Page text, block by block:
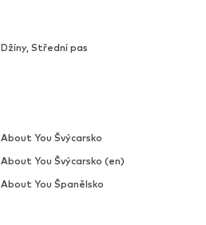
Džíny, Střední pas
About You Švýcarsko
About You Švýcarsko (en)
About You Španělsko